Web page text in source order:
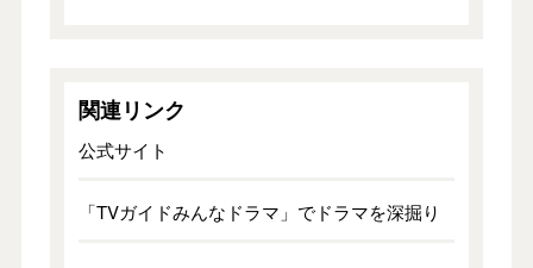
関連リンク
公式サイト
「TVガイドみんなドラマ」でドラマを深掘り